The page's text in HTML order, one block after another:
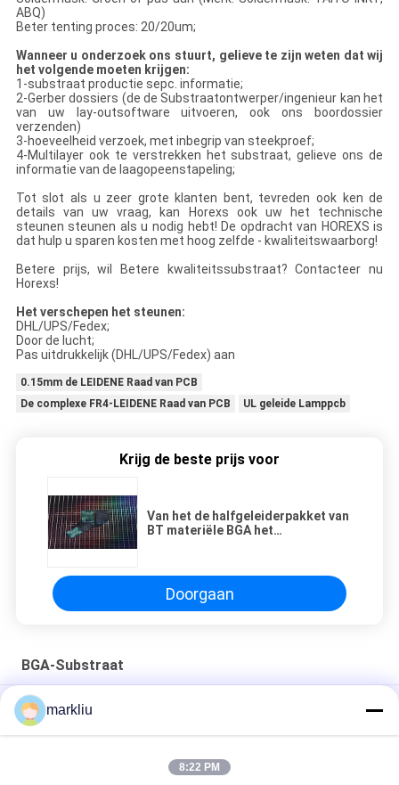
ABQ)
Beter tenting proces: 20/20um;
Wanneer u onderzoek ons stuurt, gelieve te zijn weten dat wij
het volgende moeten krijgen:
1-substraat productie sepc. informatie;
2-Gerber dossiers (de de Substraatontwerper/ingenieur kan het
van uw lay-outsoftware uitvoeren, ook ons boordossier
verzenden)
3-hoeveelheid verzoek, met inbegrip van steekproef;
4-Multilayer ook te verstrekken het substraat, gelieve ons de
informatie van de laagopeenstapeling;
Tot slot als u zeer grote klanten bent, tevreden ook ken de
details van uw vraag, kan Horexs ook uw het technische
steunen steunen als u nodig hebt! De opdracht van HOREXS is
dat hulp u sparen kosten met hoog zelfde - kwaliteitswaarborg!
Betere prijs, wil Betere kwaliteitssubstraat? Contacteer nu
Horexs!
Het verschepen het steunen:
DHL/UPS/Fedex;
Door de lucht;
Pas uitdrukkelijk (DHL/UPS/Fedex) aan
0.15mm de LEIDENE Raad van PCB
De complexe FR4-LEIDENE Raad van PCB
UL geleide Lamppcb
Krijg de beste prijs voor
Van het de halfgeleiderpakket van
BT materiële BGA het
Doorgaan
BGA-Substraat
Vervaardiging van ondergrond voor RF/mmgolfmodules
het substraatvervaardiging van het micro-elektronicapakket
0.2mm van het de assemblagesubstraat van de
markliu
8:22 PM